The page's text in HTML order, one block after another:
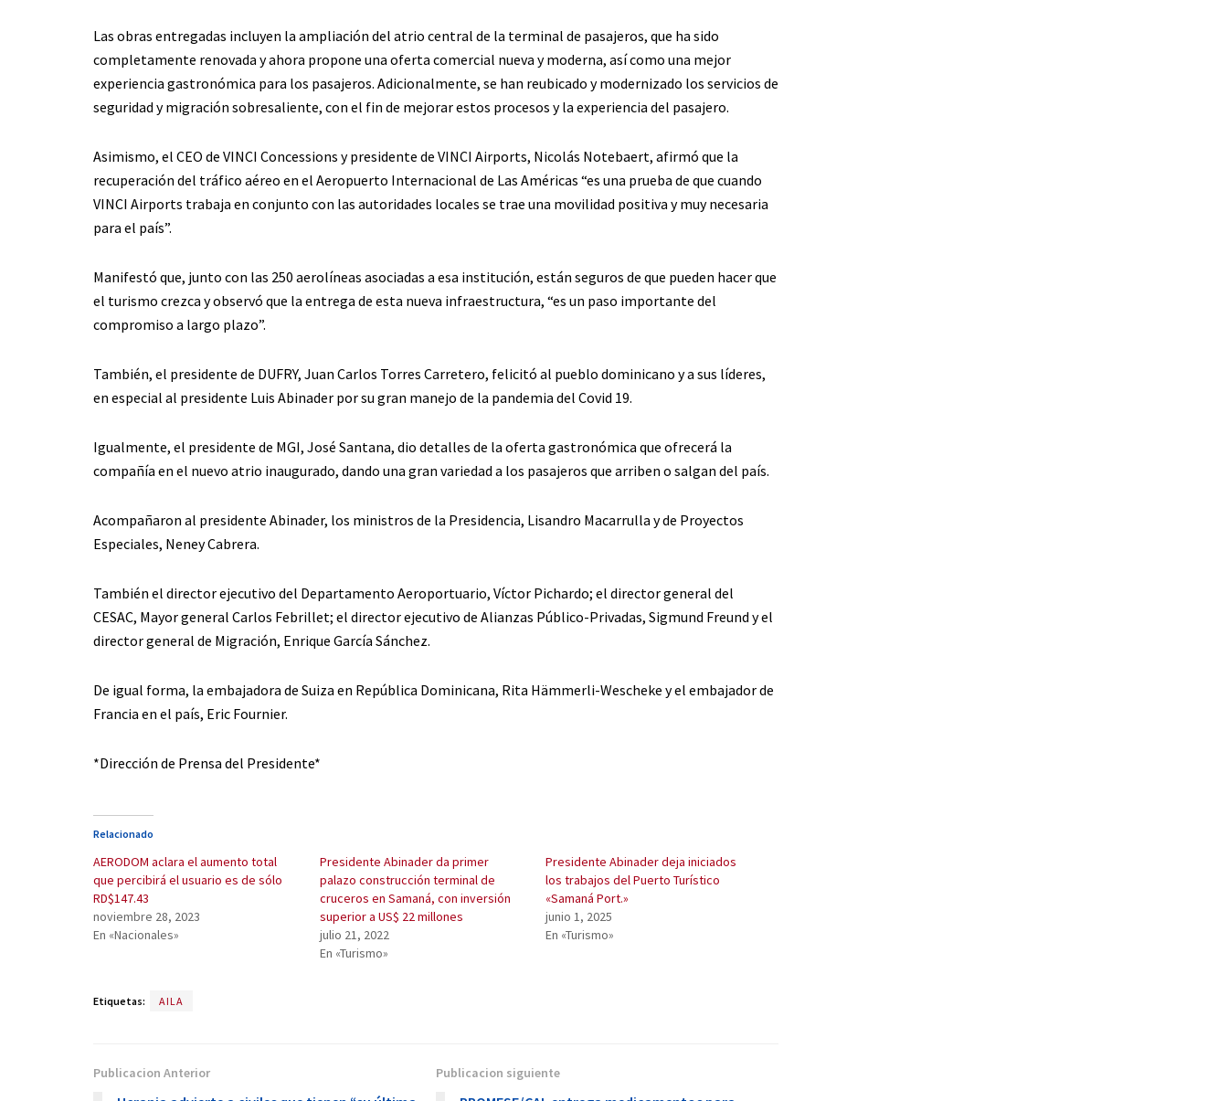
Las obras entregadas incluyen la ampliación del atrio central de la terminal de pasajeros, que ha sido
completamente renovada y ahora propone una oferta comercial nueva y moderna, así como una mejor
experiencia gastronómica para los pasajeros. Adicionalmente, se han reubicado y modernizado los servicios de
seguridad y migración sobresaliente, con el fin de mejorar estos procesos y la experiencia del pasajero.
Asimismo, el CEO de VINCI Concessions y presidente de VINCI Airports, Nicolás Notebaert, afirmó que la
recuperación del tráfico aéreo en el Aeropuerto Internacional de Las Américas “es una prueba de que cuando
VINCI Airports trabaja en conjunto con las autoridades locales se trae una movilidad positiva y muy necesaria
para el país”.
Manifestó que, junto con las 250 aerolíneas asociadas a esa institución, están seguros de que pueden hacer que
el turismo crezca y observó que la entrega de esta nueva infraestructura, “es un paso importante del
compromiso a largo plazo”.
También, el presidente de DUFRY, Juan Carlos Torres Carretero, felicitó al pueblo dominicano y a sus líderes,
en especial al presidente Luis Abinader por su gran manejo de la pandemia del Covid 19.
Igualmente, el presidente de MGI, José Santana, dio detalles de la oferta gastronómica que ofrecerá la
compañía en el nuevo atrio inaugurado, dando una gran variedad a los pasajeros que arriben o salgan del país.
Acompañaron al presidente Abinader, los ministros de la Presidencia, Lisandro Macarrulla y de Proyectos
Especiales, Neney Cabrera.
También el director ejecutivo del Departamento Aeroportuario, Víctor Pichardo; el director general del
CESAC, Mayor general Carlos Febrillet; el director ejecutivo de Alianzas Público-Privadas, Sigmund Freund y el
director general de Migración, Enrique García Sánchez.
De igual forma, la embajadora de Suiza en República Dominicana, Rita Hämmerli-Wescheke y el embajador de
Francia en el país, Eric Fournier.
*Dirección de Prensa del Presidente*
Relacionado
AERODOM aclara el aumento total
que percibirá el usuario es de sólo
RD$147.43
noviembre 28, 2023
En «Nacionales»
Presidente Abinader da primer
palazo construcción terminal de
cruceros en Samaná, con inversión
superior a US$ 22 millones
julio 21, 2022
En «Turismo»
Presidente Abinader deja iniciados
los trabajos del Puerto Turístico
«Samaná Port.»
junio 1, 2025
En «Turismo»
Etiquetas: AILA
Publicacion Anterior Publicacion siguiente